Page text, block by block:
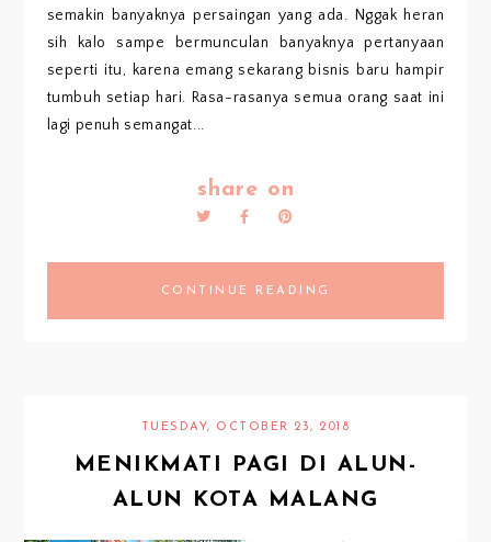
semakin banyaknya persaingan yang ada. Nggak heran
sih kalo sampe bermunculan banyaknya pertanyaan
seperti itu, karena emang sekarang bisnis baru hampir
tumbuh setiap hari. Rasa-rasanya semua orang saat ini
lagi penuh semangat...
share on
CONTINUE READING
TUESDAY, OCTOBER 23, 2018
MENIKMATI PAGI DI ALUN-
ALUN KOTA MALANG